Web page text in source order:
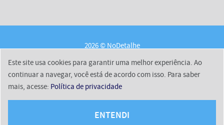
2026 © NoDetalhe
Sobre a WebGo Content
Políticas de Privacidade
Termos de Uso
Este site usa cookies para garantir uma melhor experiência. Ao
continuar a navegar, você está de acordo com isso. Para saber
mais, acesse: Política de privacidade
ENTENDI